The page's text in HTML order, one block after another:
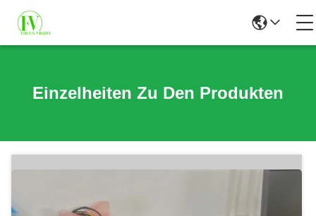
Einzelheiten Zu Den Produkten